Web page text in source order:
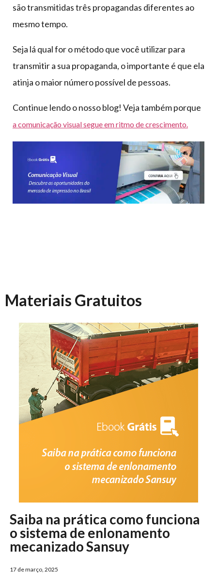
são transmitidas três propagandas diferentes ao
mesmo tempo.
Seja lá qual for o método que você utilizar para
transmitir a sua propaganda, o importante é que ela
atinja o maior número possível de pessoas.
Continue lendo o nosso blog! Veja também porque
a comunicação visual segue em ritmo de crescimento.
Materiais Gratuitos
Saiba na prática como funciona
o sistema de enlonamento
mecanizado Sansuy
17 de março, 2025